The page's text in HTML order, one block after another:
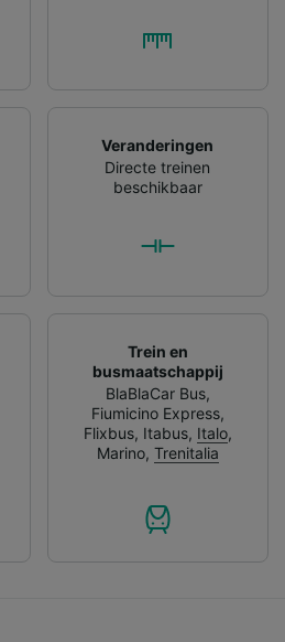
Veranderingen
Directe treinen
beschikbaar
Trein en
busmaatschappij
BlaBlaCar Bus,
Fiumicino Express,
Flixbus, Itabus, Italo,
Marino, Trenitalia